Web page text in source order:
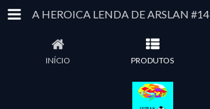
A HEROICA LENDA DE ARSLAN #14
INÍCIO PRODUTOS